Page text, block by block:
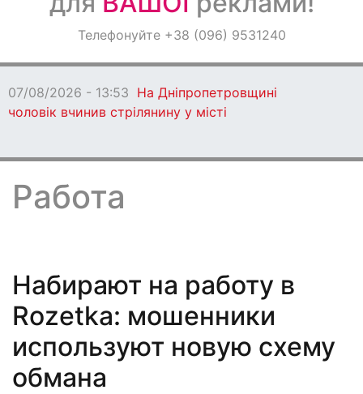
ОголошенняТелефонуйте +38 (096) 9531240
07/08/2026 - 13:16 На Дніпропетровщині
приватного будинку потонув дворічний
Работа
Набирают на работу в
Rozetka: мошенники
используют новую схему
обмана